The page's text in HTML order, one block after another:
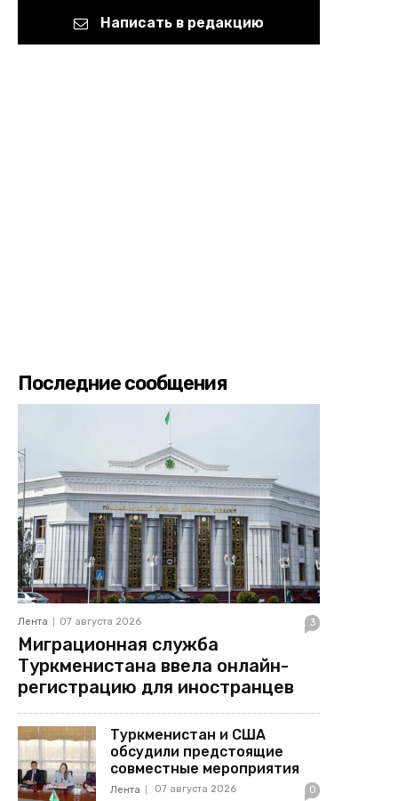
Написать в редакцию
Последние сообщения
Лента 07 августа 2026 3
Миграционная служба
Туркменистана ввела онлайн-
регистрацию для иностранцев
Туркменистан и США
обсудили предстоящие
совместные мероприятия
Лента 07 августа 2026 0